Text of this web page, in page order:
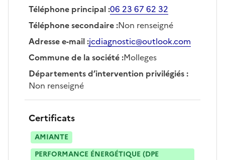
Téléphone principal:06 23 67 62 32
Téléphone secondaire:Non renseigné
Adresse e-mail:jcdiagnostic@outlook.com
Commune de la société:Molleges
Départements d’intervention privilégiés:
Non renseigné
Certificats
AMIANTE
PERFORMANCE ÉNERGÉTIQUE (DPE